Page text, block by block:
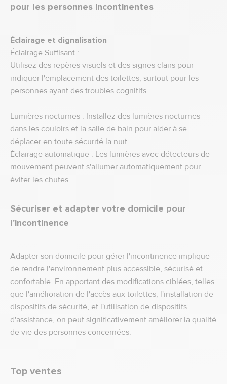
pour les personnes incontinentes
Éclairage et dignalisation
Éclairage Suffisant :
Utilisez des repères visuels et des signes clairs pour
indiquer l'emplacement des toilettes, surtout pour les
personnes ayant des troubles cognitifs.
Lumières nocturnes : Installez des lumières nocturnes
dans les couloirs et la salle de bain pour aider à se
déplacer en toute sécurité la nuit.
Éclairage automatique : Les lumières avec détecteurs de
mouvement peuvent s'allumer automatiquement pour
éviter les chutes.
Sécuriser et adapter votre domicile pour
l'incontinence
Adapter son domicile pour gérer l'incontinence implique
de rendre l'environnement plus accessible, sécurisé et
confortable. En apportant des modifications ciblées, telles
que l'amélioration de l'accès aux toilettes, l'installation de
dispositifs de sécurité, et l'utilisation de dispositifs
d'assistance, on peut significativement améliorer la qualité
de vie des personnes concernées.
Top ventes